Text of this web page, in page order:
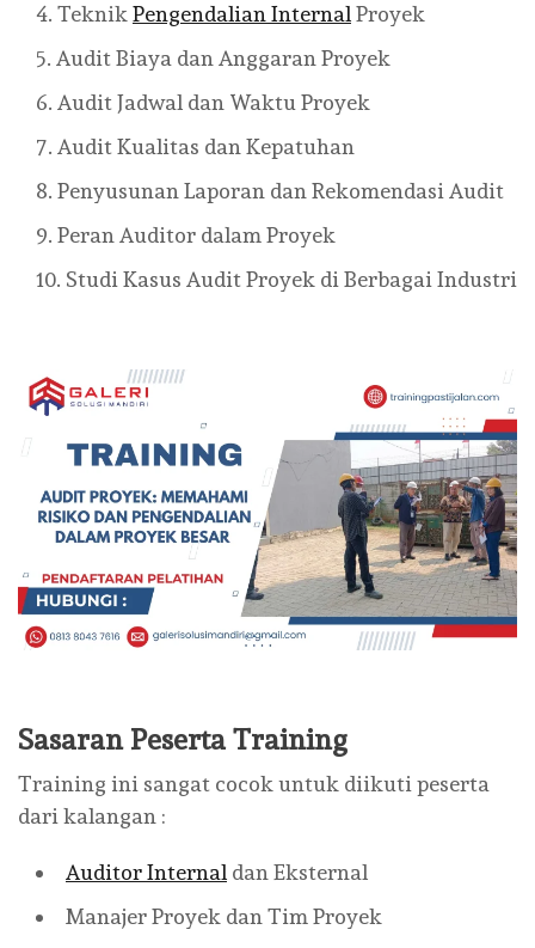
Teknik Pengendalian Internal Proyek
Audit Biaya dan Anggaran Proyek
Audit Jadwal dan Waktu Proyek
Audit Kualitas dan Kepatuhan
Penyusunan Laporan dan Rekomendasi Audit
Peran Auditor dalam Proyek
Studi Kasus Audit Proyek di Berbagai Industri
Sasaran Peserta Training
Training ini sangat cocok untuk diikuti peserta
dari kalangan :
Auditor Internal dan Eksternal
Manajer Proyek dan Tim Proyek